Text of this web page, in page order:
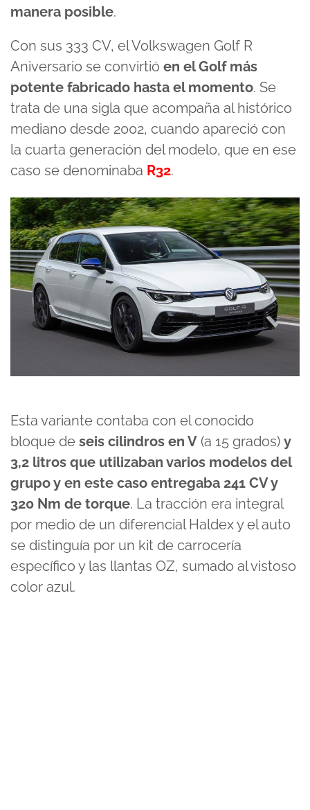
manera posible.
Con sus 333 CV, el Volkswagen Golf R
Aniversario se convirtió en el Golf más
potente fabricado hasta el momento. Se
trata de una sigla que acompaña al histórico
mediano desde 2002, cuando apareció con
la cuarta generación del modelo, que en ese
caso se denominaba R32.
Esta variante contaba con el conocido
bloque de seis cilindros en V (a 15 grados) y
3,2 litros que utilizaban varios modelos del
grupo y en este caso entregaba 241 CV y
320 Nm de torque. La tracción era integral
por medio de un diferencial Haldex y el auto
se distinguía por un kit de carrocería
específico y las llantas OZ, sumado al vistoso
color azul.